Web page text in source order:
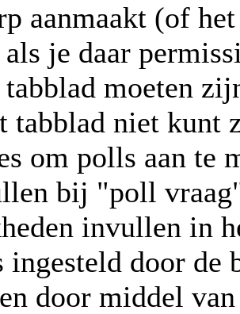
aanmaakt (of
je daar
moeten
tabblad niet kunt
om polls aan te
bij "poll
invullen in
door de
door middel